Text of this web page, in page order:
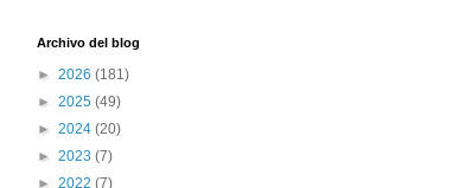
Archivo del blog
► 2026 (181)
► 2025 (49)
► 2024 (20)
► 2023 (7)
► 2022 (7)